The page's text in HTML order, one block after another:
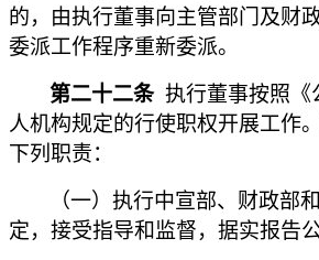
的，由执行董事向主管部门及财
委派工作程序重新委派。
第二十二条 执行董事按照《
人机构规定的行使职权开展工作
下列职责：
（一）执行中宣部、财政部
定，接受指导和监督，据实报告